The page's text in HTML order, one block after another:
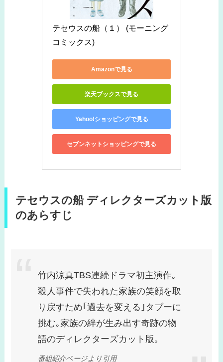
テセウスの船（１） (モーニング
コミックス)
Amazonで見る
楽天ブックスで見る
Yahoo!ショッピングで見る
セブンネットショッピングで見る
テセウスの船 ディレクターズカット版
のあらすじ
竹内涼真TBS連続ドラマ初主演作｡
殺人事件で失われた家族の笑顔を取
り戻すため｢過去を変える｣タブーに
挑む｡家族の絆が生み出す奇跡の物
語のディレクターズカット版｡
番組紹介ページより引用